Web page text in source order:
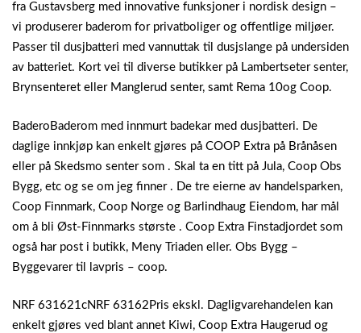
fra Gustavsberg med innovative funksjoner i nordisk design –
vi produserer baderom for privatboliger og offentlige miljøer.
Passer til dusjbatteri med vannuttak til dusjslange på undersiden
av batteriet. Kort vei til diverse butikker på Lambertseter senter,
Brynsenteret eller Manglerud senter, samt Rema 10og Coop.
BaderoBaderom med innmurt badekar med dusjbatteri. De
daglige innkjøp kan enkelt gjøres på COOP Extra på Brånåsen
eller på Skedsmo senter som . Skal ta en titt på Jula, Coop Obs
Bygg, etc og se om jeg finner . De tre eierne av handelsparken,
Coop Finnmark, Coop Norge og Barlindhaug Eiendom, har mål
om å bli Øst-Finnmarks største . Coop Extra Finstadjordet som
også har post i butikk, Meny Triaden eller. Obs Bygg –
Byggevarer til lavpris – coop.
NRF 631621cNRF 63162Pris ekskl. Dagligvarehandelen kan
enkelt gjøres ved blant annet Kiwi, Coop Extra Haugerud og